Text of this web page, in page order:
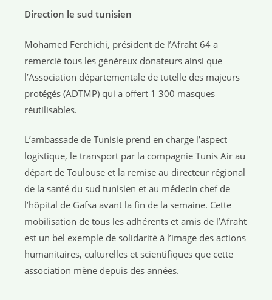
Direction le sud tunisien
Mohamed Ferchichi, président de l’Afraht 64 a
remercié tous les généreux donateurs ainsi que
l’Association départementale de tutelle des majeurs
protégés (ADTMP) qui a offert 1 300 masques
réutilisables.
L’ambassade de Tunisie prend en charge l’aspect
logistique, le transport par la compagnie Tunis Air au
départ de Toulouse et la remise au directeur régional
de la santé du sud tunisien et au médecin chef de
l’hôpital de Gafsa avant la fin de la semaine. Cette
mobilisation de tous les adhérents et amis de l’Afraht
est un bel exemple de solidarité à l’image des actions
humanitaires, culturelles et scientifiques que cette
association mène depuis des années.